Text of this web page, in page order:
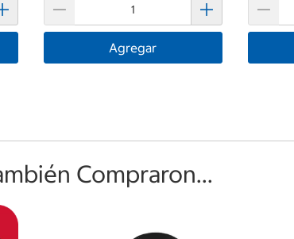
Agregar
Compraron...